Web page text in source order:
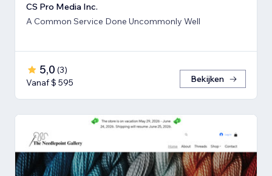
CS Pro Media Inc.
A Common Service Done Uncommonly Well
5,0 (3)
Vanaf $ 595
Bekijken